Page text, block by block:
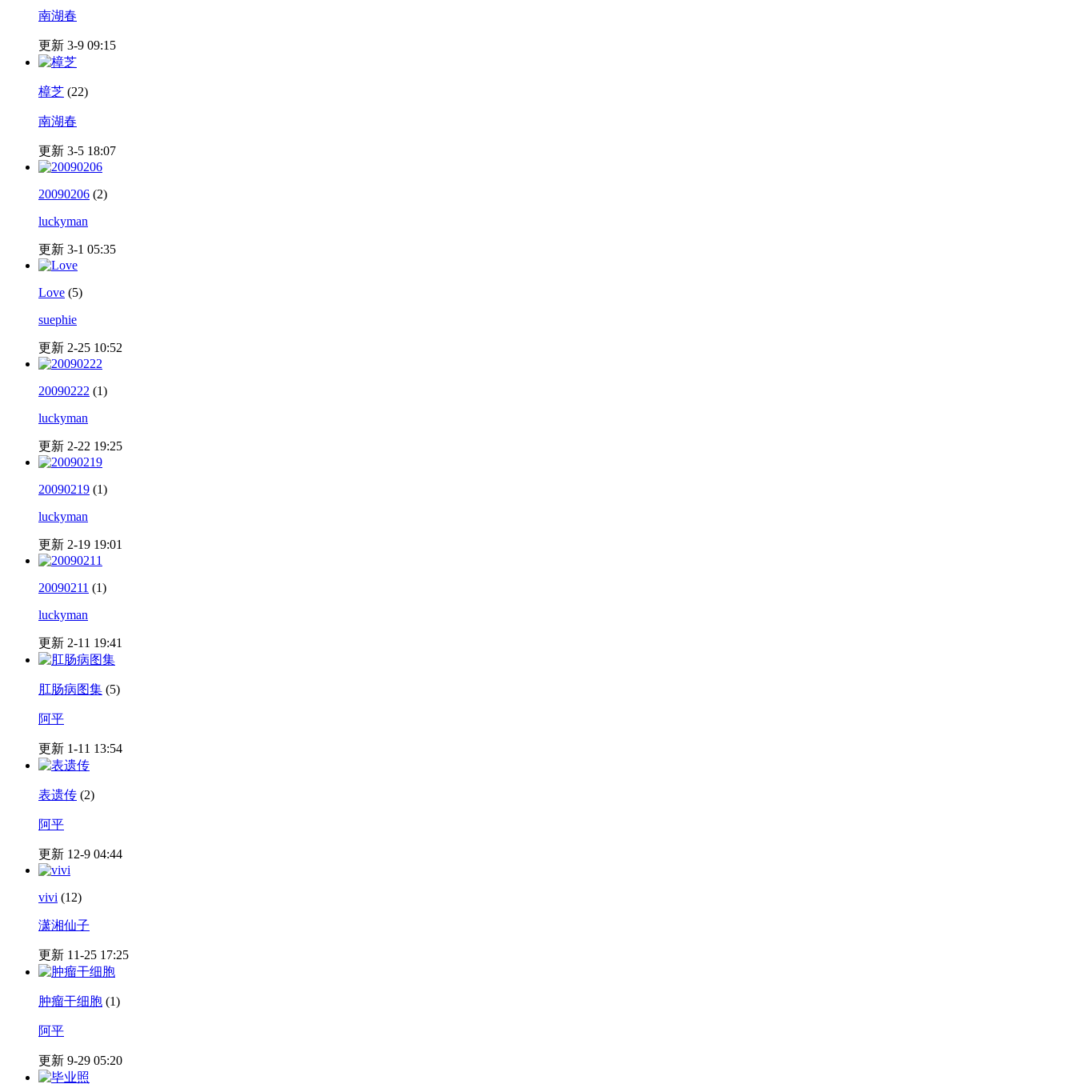
南湖春
更新 3-9 09:15
樟芝 (22)
南湖春
更新 3-5 18:07
20090206 (2)
luckyman
更新 3-1 05:35
Love (5)
suephie
更新 2-25 10:52
20090222 (1)
luckyman
更新 2-22 19:25
20090219 (1)
luckyman
更新 2-19 19:01
20090211 (1)
luckyman
更新 2-11 19:41
肛肠病图集 (5)
阿平
更新 1-11 13:54
表遗传 (2)
阿平
更新 12-9 04:44
vivi (12)
潇湘仙子
更新 11-25 17:25
肿瘤干细胞 (1)
阿平
更新 9-29 05:20